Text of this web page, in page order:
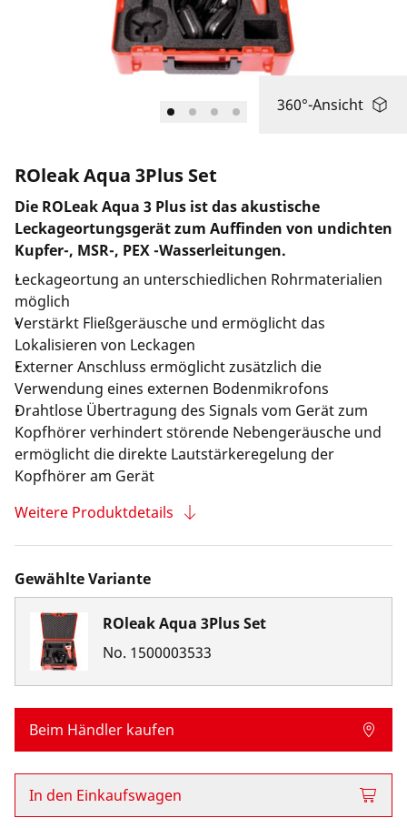
Länderauswahl
Unternehmen und Karriere
360°-Ansicht
ROleak Aqua 3Plus Set
Die ROLeak Aqua 3 Plus ist das akustische
Leckageortungsgerät zum Auffinden von undichten
Kupfer-, MSR-, PEX -Wasserleitungen.
Leckageortung an unterschiedlichen Rohrmaterialien
möglich
Verstärkt Fließgeräusche und ermöglicht das
Lokalisieren von Leckagen
Externer Anschluss ermöglicht zusätzlich die
Verwendung eines externen Bodenmikrofons
Drahtlose Übertragung des Signals vom Gerät zum
Kopfhörer verhindert störende Nebengeräusche und
ermöglicht die direkte Lautstärkeregelung der
Kopfhörer am Gerät
Weitere Produktdetails
Gewählte Variante
ROleak Aqua 3Plus Set
No. 1500003533
Beim Händler kaufen
In den Einkaufswagen